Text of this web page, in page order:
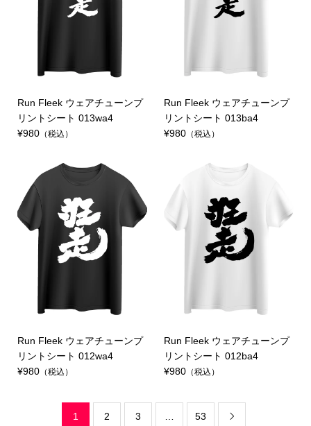
Run Fleek ウェアチューンプ
リントシート 013wa4
¥980（税込）
Run Fleek ウェアチューンプ
リントシート 013ba4
¥980 （税込）
Run Fleek ウェアチューンプ
リントシート 012wa4
¥980（税込）
Run Fleek ウェアチューンプ
リントシート 012ba4
¥980 （税込）
1 2 3 53 